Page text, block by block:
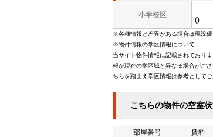
小学校区
()
※各種情報と差異がある場合は現況
※物件情報の学区情報について
当サイト物件情報に記載されており
報が現在の学区域と異なる場合がご
ちらを踏まえ学区情報は参考としてご
こちらの物件の空室
部屋番号 賃料